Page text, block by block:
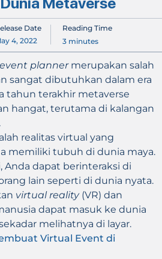
Date
4, 2022
Reading Time
3 minutes
event planner merupakan salah
sangat dibutuhkan dalam era
tahun terakhir metaverse
hangat, terutama di kalangan
realitas virtual yang
memiliki tubuh di dunia maya.
Anda dapat berinteraksi di
lain seperti di dunia nyata.
virtual reality(VR) dan
dapat masuk ke dunia
melihatnya di layar.
Virtual Event di